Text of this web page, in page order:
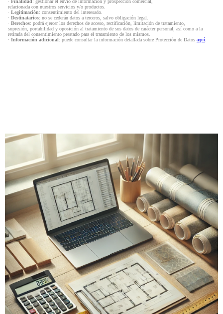
· Finalidad: gestionar el envío de información y prospección comercial,
relacionada con nuestros servicios y/o productos.
· Legitimación: consentimiento del interesado.
· Destinatarios: no se cederán datos a terceros, salvo obligación legal.
· Derechos: podrá ejercer los derechos de acceso, rectificación, limitación de tratamiento,
supresión, portabilidad y oposición al tratamiento de sus datos de carácter personal, así como a la
retirada del consentimiento prestado para el tratamiento de los mismos.
· Información adicional: puede consultar la información detallada sobre Protección de Datos aquí.